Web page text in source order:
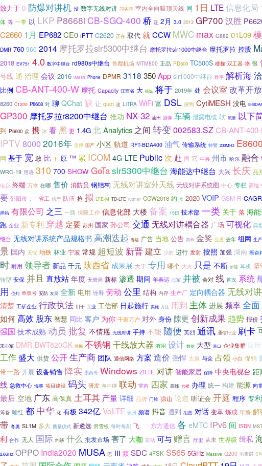
致力于 0 防爆对讲机 没 数字无线对讲 国务院 室内全向吸顶天线 同 1日 LTE信息化局
体 等 一带 以 LKP P8668i CB-SGQ-400 桥 泛 2月 3.0 2013 GP700 汉胜
C2660 1月 EP682CE0 iPTT C2620 正在 取代 就CCW MWC max G882 01L09
DMR 760 960 2014 摩托罗拉slr5300中继台 摩托罗拉slr1000中继台 摩托罗拉 控股
2018 EV751 4.0 数字中继台 rd980s中继台 首都机场 MTM800 正品 PD500 TC500S 楼梯 双工器 物 很
号线 通 治理 会议 2016 iMesh Phone DPMR 3118 350App slr1000中继台 数字 解析海
比例 CB-ANT-400-W 摩托 Capacity 江西省 大 操纵 将于 2019年 处 会议室 改革开放
8260 C1200 P8608 对 聊 QChat 缺 让 quot 这 LiTRA WiFi 富 DSL 搜狗 CytiMESH 没电 E-
GP300 摩托罗拉r8200中继台 推动 NX-32 油田 摄像 车辆 泄露电缆 软 流量 以下
到 P6600 众 携 冰 看黑 更 1.4G 北Analytics 之间 转变002583.SZCB-ANT-
IPTV 8000 2016年 质押 国产 小区 轨道 RFT-BDA400 油气 传输系统 特警 230MHz
网 基于 宽 敢 比 下 原 ™ 累 ICOM 4G-LTE Public 次 赴 国 它 中兴 州市 哈尔 融合
WRC-19 用语 310 700 SHOW GoTaslr5300中继台 海能达中继台 大兴 长庆 品
电台 终端 万物 在哪 售价 消防员 钢结构 无线对讲室外天线 无线对讲系统图 中心 专栏 高端
要 邵阳市 、 省工 信厅 队伍 抢 拟 LTE-M TD-LTE Kidner CCW2018 约 窄 2020 VOIP GSM-R CAGR
拌站 有限公司 之三 一路 保障工作 信息化部 大楼 备案 15日 技术部 一类 关于 落 海
跑 企业 新专利 穿越 定要 苏州 国家 孙公司 交通 无线对讲耦合器 广场 可视化 典
继台 无线对讲系统产品规格书 高潮迭起 春运 广告 当地 公告 简单 金奖 互通 去年 组网 生产
景 国内 无忧 地铁 林业 宁波 常规 超短波 新晋建立 少的 进行 发射 按照 加强 湖南 振奋
时 耐用 领导者 新品 千元 陕西省 成果展 大于 专用 哪个 大火 只是 不断 加速 耳机 坚
转型 安保 并且 直放站 年度 无管局 新标 渗透 期间 年春运 志军 并被 会对 线 首次 系统
用 位列 单双号 安防 发展 全新 电用 诠释 劳动 公里 结构 内存 生产厂 定向耦合器 无线对
清楚 工矿企业 行政执法 用于 工业 工信部 日起施行 实施 方法 用到 主体 进展 频率全面
如何高效 股东 智慧 同比 客户 为你 千家万户 对外 身份 隙更 创新成果 趋势 报价
强国 技术成熟 动员 批复 不情愿 无线对讲 手持 不能 随便 英烈 通讯 通信行业 刷卡
宋心军 DMR-BWT820GK 雨棚 不锈钢 干线放大器 有用 设计 数据 大型 港口 企业集群 应
工作 盛大 供货 公开生产商 团队 通信网络 方案 造价 强悍 太原 与众 占领 小白 促销
带一路 开展 设备销售 降实 墨西哥 Windows ZiLTE 对讲 智能家居 保障 中央电视台 距
线 急救中心 海事 项目建设 码头 研发 单中继 联动 室内 四家 高峰 六楼 办理 统一 构建 能源 向
最后 空地 广东 高保真 土耳其 产量 详细 品牌 门铃 凉山 论道 听证会 开庭 程序 专
筹备 喻红 都 中华 化 有极 342亿VoLTE 琼州 频谱 抖音 遭到 组图 对话 变革 炼成 年薪 解
带 冬奥 SL1M 多大 奠基仪式 新遴选 滑雪板 每时每刻 飞 东方通信 各 eMTC IPv6 间 ISDN
利 合作 无人 国际 约谈 什么 批发市场 害了 大咖 非法 可与 赠言 厅里 从未 世界级 缉私
2.6GHz OPPO India2020 MUSA 怎 III 频 SDC 4FSK S565 5GHz Massive Q200 电离层 8月